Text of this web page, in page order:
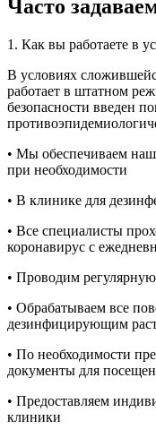
Часто
1. Как вы работаете в
В условиях
работает в штатном
безопасности введен
• Мы обеспечиваем
при необходимости
• В клинике для
• Все специалисты
коронавирус с
• Проводим
• Обрабатываем все
дезинфицирующим
• По необходимости
документы для
• Предоставляем
клиники